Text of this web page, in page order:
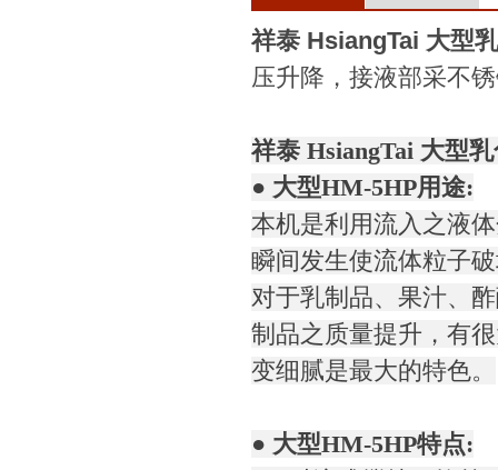
祥泰 HsiangTai 大型
压升降，接液部采不
祥泰 HsiangTai 大型
● 大型HM-5HP用途:
本机是利用流入之液
瞬间发生使流体粒子
对于乳制品、果汁、
制品之质量提升，有
变细腻是最大的特色。
● 大型HM-5HP特点: